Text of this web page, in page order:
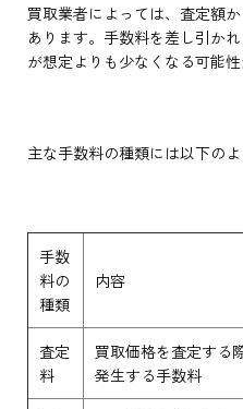
買取業者によっては、査定額
あります。手数料を差し引か
が想定よりも少なくなる可能
主な手数料の種類には以下のよ
手数
料の
種類
内容
査定
料
買取価格を査定する
発生する手数料